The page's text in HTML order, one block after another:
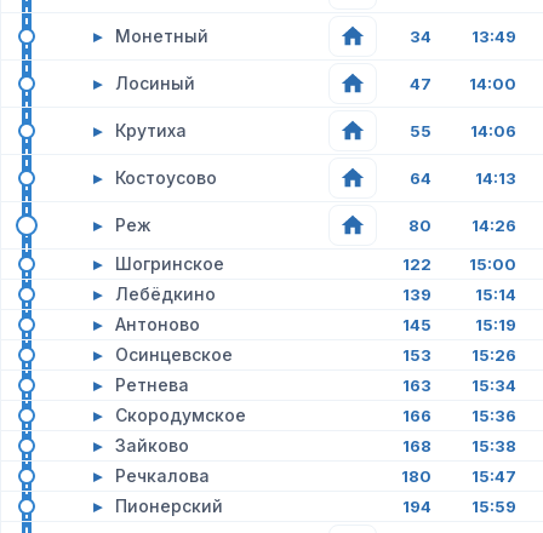
▸ Монетный 34 13:49
▸ Лосиный 47 14:00
▸ Крутиха 55 14:06
▸ Костоусово 64 14:13
▸ Реж 80 14:26
▸ Шогринское 122 15:00
▸ Лебёдкино 139 15:14
▸ Антоново 145 15:19
▸ Осинцевское 153 15:26
▸ Ретнева 163 15:34
▸ Скородумское 166 15:36
▸ Зайково 168 15:38
▸ Речкалова 180 15:47
▸ Пионерский 194 15:59